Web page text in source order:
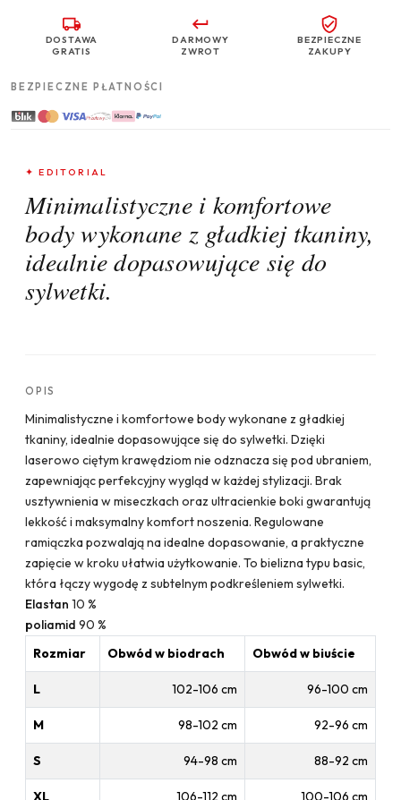
DOSTAWA
GRATIS
DARMOWY
ZWROT
BEZPIECZNE
ZAKUPY
BEZPIECZNE PŁATNOŚCI
✦ EDITORIAL
Minimalistyczne i komfortowe
body wykonane z gładkiej tkaniny,
idealnie dopasowujące się do
sylwetki.
OPIS
Minimalistyczne i komfortowe body wykonane z gładkiej
tkaniny, idealnie dopasowujące się do sylwetki. Dzięki
laserowo ciętym krawędziom nie odznacza się pod ubraniem,
zapewniając perfekcyjny wygląd w każdej stylizacji. Brak
usztywnienia w miseczkach oraz ultracienkie boki gwarantują
lekkość i maksymalny komfort noszenia. Regulowane
ramiączka pozwalają na idealne dopasowanie, a praktyczne
zapięcie w kroku ułatwia użytkowanie. To bielizna typu basic,
która łączy wygodę z subtelnym podkreśleniem sylwetki.
Elastan 10 %
poliamid 90 %
Rozmiar
Obwód w biodrach Obwód w biuście
L 102-106 cm 96-100 cm
M 98-102 cm 92-96 cm
S 94-98 cm 88-92 cm